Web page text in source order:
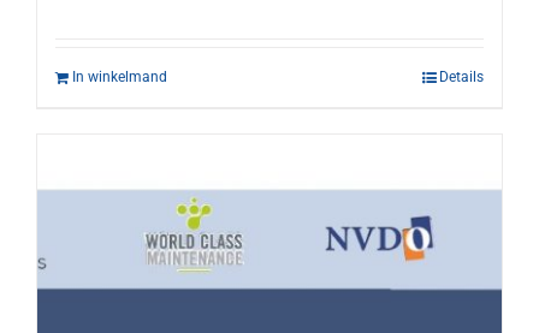
In winkelmand Details